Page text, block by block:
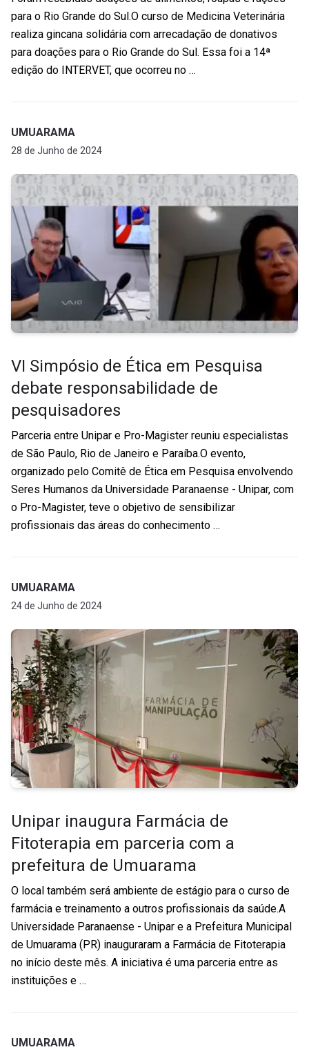
para o Rio Grande do Sul.O curso de Medicina Veterinária
realiza gincana solidária com arrecadação de donativos
para doações para o Rio Grande do Sul. Essa foi a 14ª
edição do INTERVET, que ocorreu no …
UMUARAMA
28 de Junho de 2024
VI Simpósio de Ética em Pesquisa
debate responsabilidade de
pesquisadores
Parceria entre Unipar e Pro-Magister reuniu especialistas
de São Paulo, Rio de Janeiro e Paraíba.O evento,
organizado pelo Comitê de Ética em Pesquisa envolvendo
Seres Humanos da Universidade Paranaense - Unipar, com
o Pro-Magister, teve o objetivo de sensibilizar
profissionais das áreas do conhecimento …
UMUARAMA
24 de Junho de 2024
Unipar inaugura Farmácia de
Fitoterapia em parceria com a
prefeitura de Umuarama
O local também será ambiente de estágio para o curso de
farmácia e treinamento a outros profissionais da saúde.A
Universidade Paranaense - Unipar e a Prefeitura Municipal
de Umuarama (PR) inauguraram a Farmácia de Fitoterapia
no início deste mês. A iniciativa é uma parceria entre as
instituições e …
UMUARAMA